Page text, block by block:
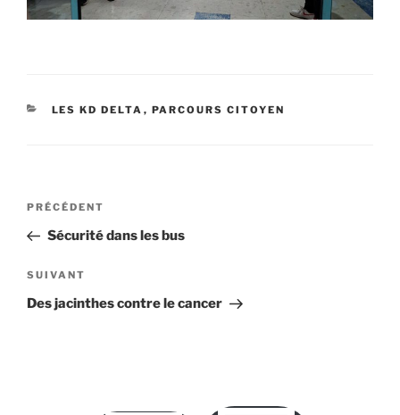
CATÉGORIES
LES KD DELTA , PARCOURS CITOYEN
Navigation
l’article
Article
précédent
PRÉCÉDENT
Sécurité dans les bus
Article
suivant
SUIVANT
Des jacinthes contre le cancer